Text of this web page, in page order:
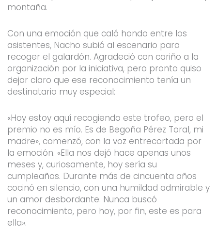
montaña.
Con una emoción que caló hondo entre los
asistentes, Nacho subió al escenario para
recoger el galardón. Agradeció con cariño a la
organización por la iniciativa, pero pronto quiso
dejar claro que ese reconocimiento tenía un
destinatario muy especial:
«Hoy estoy aquí recogiendo este trofeo, pero el
premio no es mío. Es de Begoña Pérez Toral, mi
madre», comenzó, con la voz entrecortada por
la emoción. «Ella nos dejó hace apenas unos
meses y, curiosamente, hoy sería su
cumpleaños. Durante más de cincuenta años
cocinó en silencio, con una humildad admirable y
un amor desbordante. Nunca buscó
reconocimiento, pero hoy, por fin, este es para
ella».